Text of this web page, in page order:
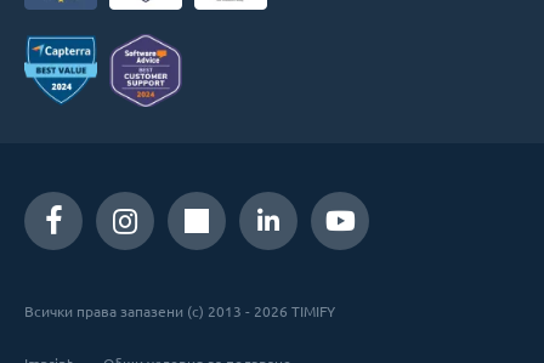
Всички права запазени (c) 2013 - 2026 TIMIFY